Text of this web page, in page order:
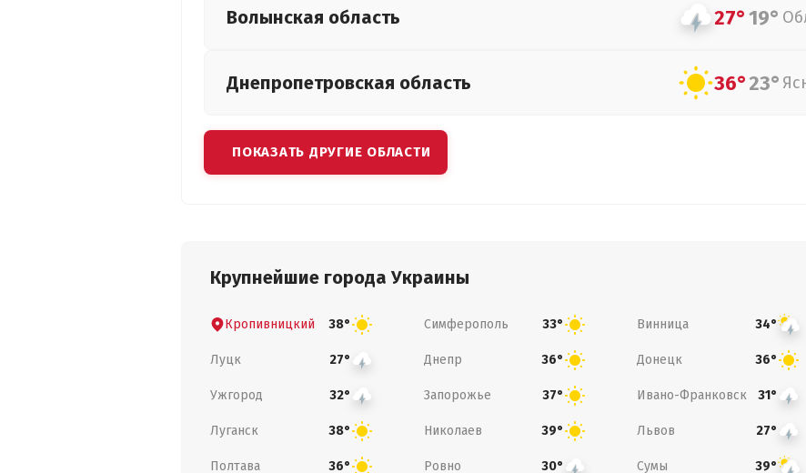
Волынская область 27°19°
Днепропетровская область 36°23°
ПОКАЗАТЬ ДРУГИЕ ОБЛАСТИ
Крупнейшие города Украины
Кропивницкий 38° Симферополь 33° Винница 34°
Луцк 27° Днепр 36° Донецк 36°
Ужгород 32° Запорожье 37° Ивано-Франковск 31°
Луганск 38° Николаев 39° Львов 27°
Полтава 36° Ровно 30° Сумы 39°